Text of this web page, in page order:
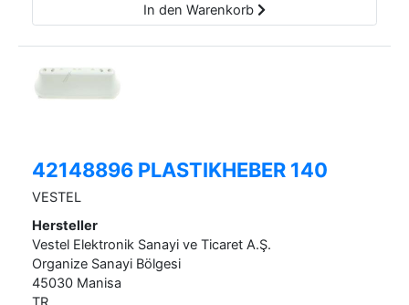
In den Warenkorb
42148896 PLASTIKHEBER 140
VESTEL
Hersteller
Vestel Elektronik Sanayi ve Ticaret A.Ş.
Organize Sanayi Bölgesi
45030 Manisa